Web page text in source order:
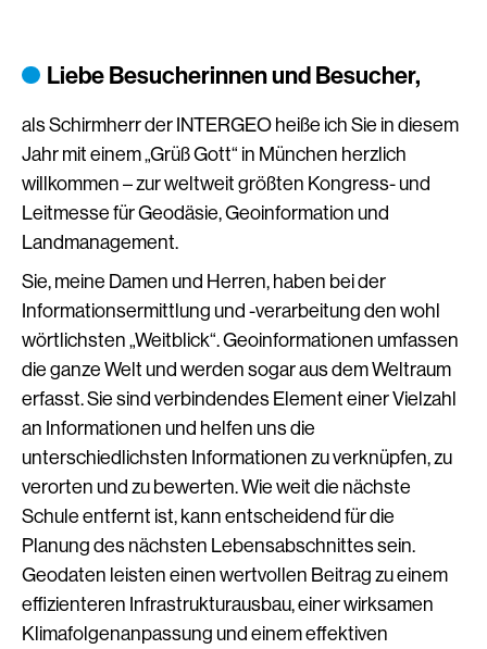
Liebe Besucherinnen und Besucher,
als Schirmherr der INTERGEO heiße ich Sie in diesem
Jahr mit einem „Grüß Gott“ in München herzlich
willkommen – zur weltweit größten Kongress- und
Leitmesse für Geodäsie, Geoinformation und
Landmanagement.
Sie, meine Damen und Herren, haben bei der
Informationsermittlung und -verarbeitung den wohl
wörtlichsten „Weitblick“. Geoinformationen umfassen
die ganze Welt und werden sogar aus dem Weltraum
erfasst. Sie sind verbindendes Element einer Vielzahl
an Informationen und helfen uns die
unterschiedlichsten Informationen zu verknüpfen, zu
verorten und zu bewerten. Wie weit die nächste
Schule entfernt ist, kann entscheidend für die
Planung des nächsten Lebensabschnittes sein.
Geodaten leisten einen wertvollen Beitrag zu einem
effizienteren Infrastrukturausbau, einer wirksamen
Klimafolgenanpassung und einem effektiven